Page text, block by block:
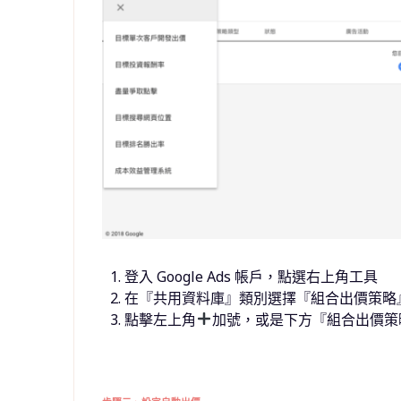
登入 Google Ads 帳戶，點選右上角工具
在『共用資料庫』類別選擇『組合出價策略
點擊左上角
加號，或是下方『組合出價